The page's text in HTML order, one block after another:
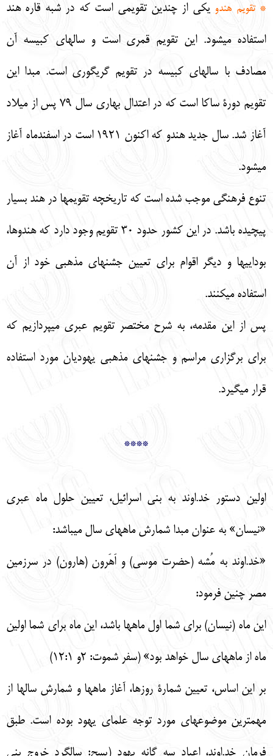
* تقويم هندو يكي از چندين تقويمي است كه در شبه قاره هند
استفاده ميشود. اين تقويم قمري است و سالهاي كبيسه آن
مصادف با سالهاي كبيسه در تقويم گريگوري است. مبدا اين
تقويم دورة ساكا است كه در اعتدال بهاري سال 79 پس از ميلاد
آغاز شد. سال جديد هندو كه اكنون 1921 است در اسفندماه آغاز
ميشود.
تنوع فرهنگي موجب شده است كه تاريخچه تقويمها در هند بسيار
پيچيده باشد. در اين كشور حدود 30 تقويم وجود دارد كه هندوها،
بوداييها و ديگر اقوام براي تعيين جشنهاي مذهبي خود از آن
استفاده ميكنند.
پس از اين مقدمه، به شرح مختصر تقويم عبري ميپردازيم كه
براي برگزاري مراسم و جشنهاي مذهبي يهوديان مورد استفاده
قرار ميگيرد.
****
اولين دستور خد.اوند به بني اسرائيل، تعيين حلول ماه عبري
«نيسان» به عنوان مبدا شمارش ماههاي سال ميباشد:
«خد.اوند به مُشه (حضرت موسي) و اَهَرون (هارون) در سرزمين
مصر چنين فرمود:
اين ماه (نيسان) براي شما اول ماهها باشد، اين ماه براي شما اولين
ماه از ماههاي سال خواهد بود» (سفر شموت: 2و 12:1)
بر اين اساس، تعيين شمارة روزها، آغاز ماهها و شمارش سالها از
مهمترين موضوعهاي مورد توجه علماي يهود بوده است. طبق
فرمان خد.اوند، اعياد سه گانه يهود (پسح: سالگرد خروج بني